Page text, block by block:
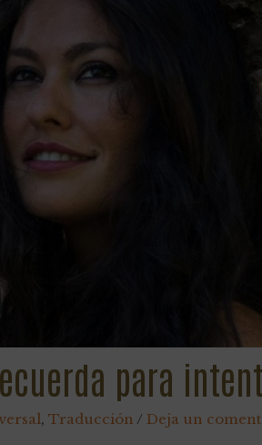
recuerda para
, Traducción / Deja un